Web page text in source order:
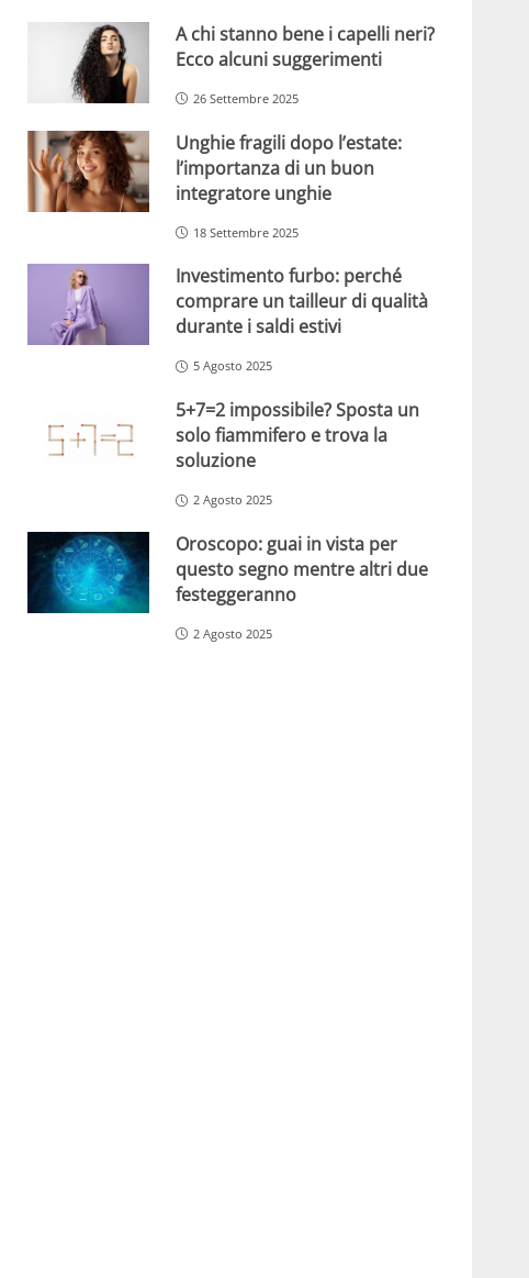
A chi stanno bene i capelli neri?
Ecco alcuni suggerimenti
26 Settembre 2025
Unghie fragili dopo l’estate:
l’importanza di un buon
integratore unghie
18 Settembre 2025
Investimento furbo: perché
comprare un tailleur di qualità
durante i saldi estivi
5 Agosto 2025
5+7=2 impossibile? Sposta un
solo fiammifero e trova la
soluzione
2 Agosto 2025
Oroscopo: guai in vista per
questo segno mentre altri due
festeggeranno
2 Agosto 2025